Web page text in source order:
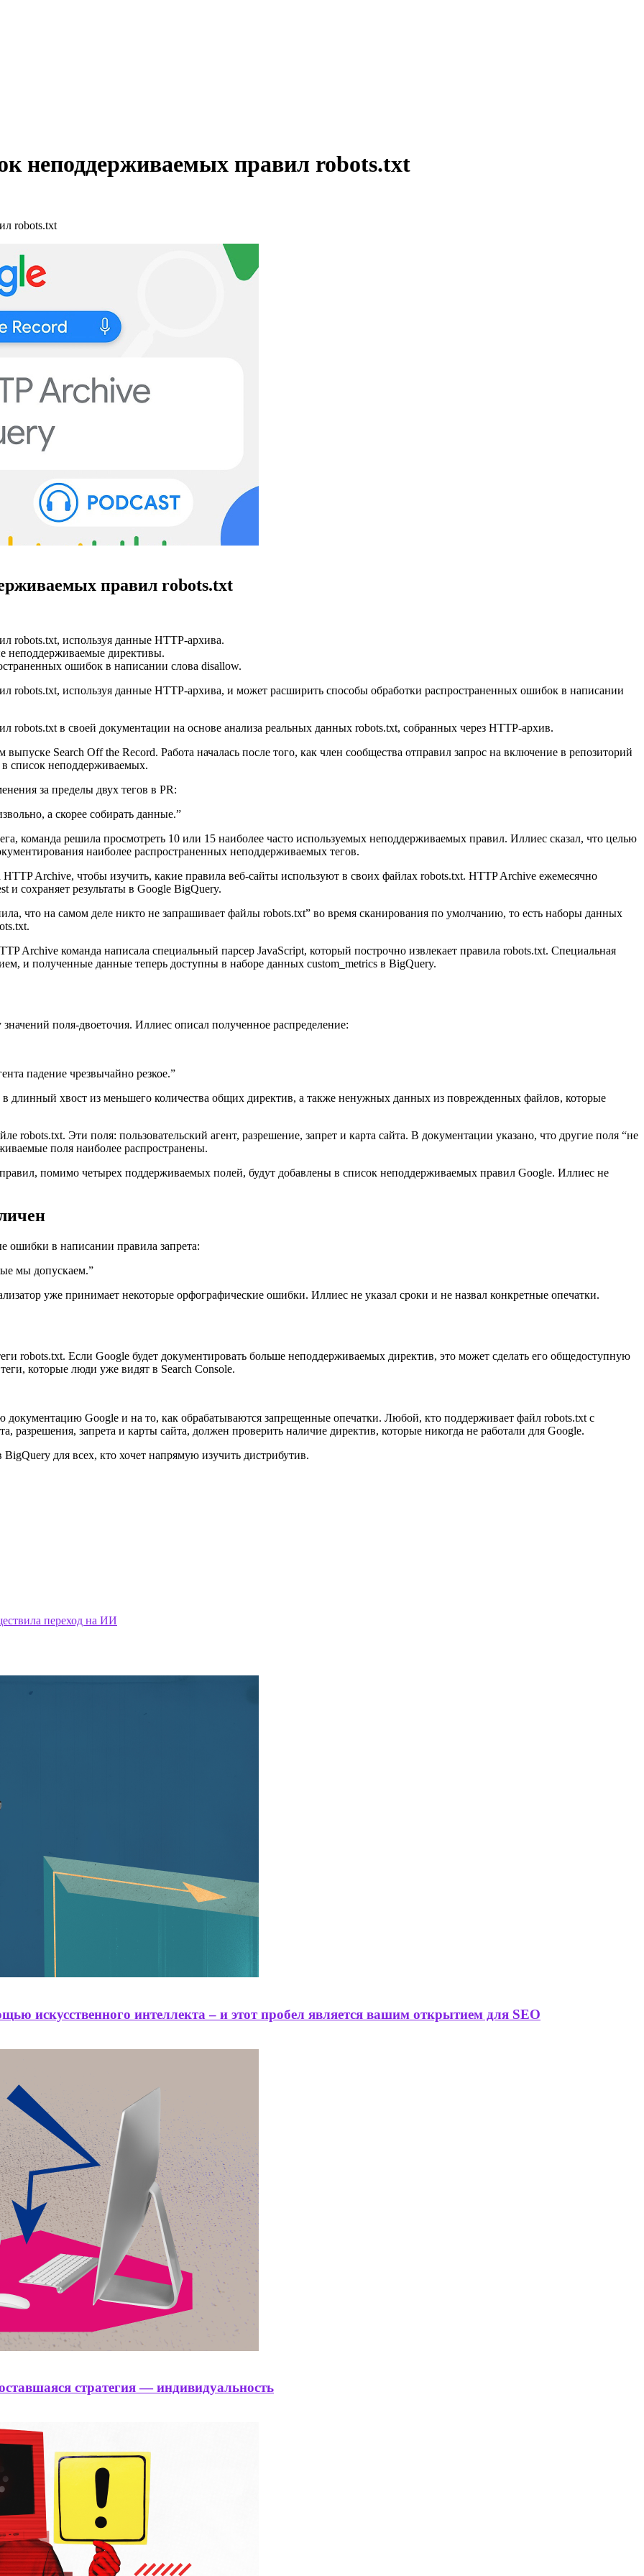
неподдерживаемых правил robots.txt
robots.txt
правил robots.txt
robots.txt, используя данные HTTP-архива.
неподдерживаемые директивы.
ошибок в написании слова disallow.
robots.txt, используя данные HTTP-архива, и может расширить способы обработки распространенных ошибок в написании
в своей документации на основе анализа реальных данных robots.txt, собранных через HTTP-архив.
Search Off the Record. Работа началась после того, как член сообщества отправил запрос на включение в репозиторий
список неподдерживаемых.
за пределы двух тегов в PR:
а скорее собирать данные.”
команда решила просмотреть 10 или 15 наиболее часто используемых неподдерживаемых правил. Иллиес сказал, что целью
наиболее распространенных неподдерживаемых тегов.
Archive, чтобы изучить, какие правила веб-сайты используют в своих файлах robots.txt. HTTP Archive ежемесячно
сохраняет результаты в Google BigQuery.
что на самом деле никто не запрашивает файлы robots.txt” во время сканирования по умолчанию, то есть наборы данных
Archive команда написала специальный парсер JavaScript, который построчно извлекает правила robots.txt. Специальная
и полученные данные теперь доступны в наборе данных custom_metrics в BigQuery.
поля-двоеточия. Иллиес описал полученное распределение:
падение чрезвычайно резкое.”
длинный хвост из меньшего количества общих директив, а также ненужных данных из поврежденных файлов, которые
robots.txt. Эти поля: пользовательский агент, разрешение, запрет и карта сайта. В документации указано, что другие поля “не
поля наиболее распространены.
помимо четырех поддерживаемых полей, будут добавлены в список неподдерживаемых правил Google. Иллиес не
ошибки в написании правила запрета:
мы допускаем.”
уже принимает некоторые орфографические ошибки. Иллиес не указал сроки и не назвал конкретные опечатки.
robots.txt. Если Google будет документировать больше неподдерживаемых директив, это может сделать его общедоступную
которые люди уже видят в Search Console.
Google и на то, как обрабатываются запрещенные опечатки. Любой, кто поддерживает файл robots.txt с
разрешения, запрета и карты сайта, должен проверить наличие директив, которые никогда не работали для Google.
для всех, кто хочет напрямую изучить дистрибутив.
переход на ИИ
искусственного интеллекта – и этот пробел является вашим открытием для SEO
стратегия — индивидуальность